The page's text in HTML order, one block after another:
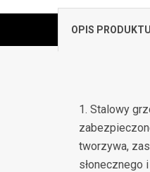
OPIS PRODUKTU
1. Stalowy
tworzywa,
słonecznego